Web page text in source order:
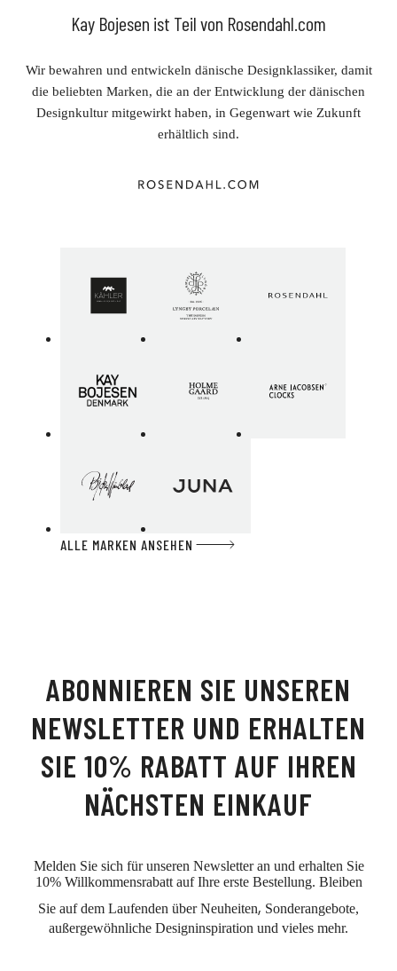
Kay Bojesen ist Teil von Rosendahl.com
Wir bewahren und entwickeln dänische Designklassiker, damit
die beliebten Marken, die an der Entwicklung der dänischen
Designkultur mitgewirkt haben, in Gegenwart wie Zukunft
erhältlich sind.
ALLE MARKEN ANSEHEN
ABONNIEREN SIE UNSEREN
NEWSLETTER UND ERHALTEN
SIE 10% RABATT AUF IHREN
NÄCHSTEN EINKAUF
Melden Sie sich für unseren Newsletter an und erhalten Sie
10% Willkommensrabatt auf Ihre erste Bestellung. Bleiben
Sie auf dem Laufenden über Neuheiten, Sonderangebote,
außergewöhnliche Designinspiration und vieles mehr.